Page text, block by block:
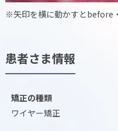
※矢印を横に動かすとbefore
患者さま情報
矯正の種類
ワイヤー矯正